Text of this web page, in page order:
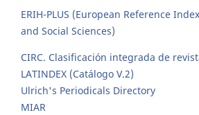
ERIH-PLUS (European Reference
and Social Sciences)
CIRC. Clasificación integrada de
LATINDEX (Catálogo V.2)
Ulrich's Periodicals Directory
MIAR